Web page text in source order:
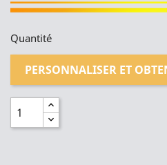
Quantité
PERSONNALISER ET